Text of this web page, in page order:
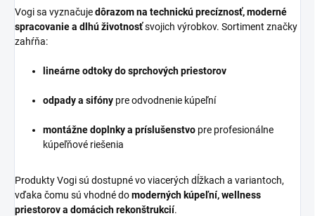
Vogi sa vyznačujedôrazom na technickú precíznosť, moderné
spracovanie a dlhú životnosťsvojich výrobkov. Sortiment značky
zahŕňa:
lineárne odtoky do sprchových priestorov
odpady a sifóny pre odvodnenie kúpeľní
montážne doplnky a príslušenstvo pre profesionálne
kúpeľňové riešenia
Produkty Vogi sú dostupné vo viacerých dĺžkach a variantoch,
vďaka čomu sú vhodné domoderných kúpeľní, wellness
priestorov a domácich rekonštrukcií.